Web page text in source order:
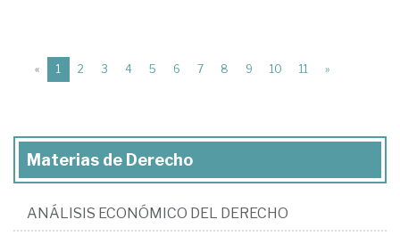
« 1 (current)
2 3 4 5 6 7 8 9 10 11 »
Materias de Derecho
ANÁLISIS ECONÓMICO DEL DERECHO